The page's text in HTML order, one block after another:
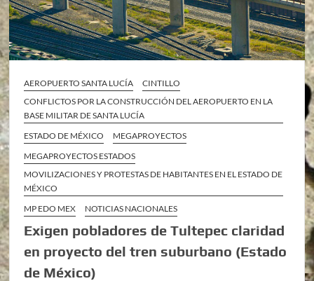
AEROPUERTO SANTA LUCÍA
CINTILLO
CONFLICTOS POR LA CONSTRUCCIÓN DEL AEROPUERTO EN LA
BASE MILITAR DE SANTA LUCÍA
ESTADO DE MÉXICO
MEGAPROYECTOS
MEGAPROYECTOS ESTADOS
MOVILIZACIONES Y PROTESTAS DE HABITANTES EN EL ESTADO DE
MÉXICO
MP EDO MEX
NOTICIAS NACIONALES
Exigen pobladores de Tultepec claridad
en proyecto del tren suburbano (Estado
de México)